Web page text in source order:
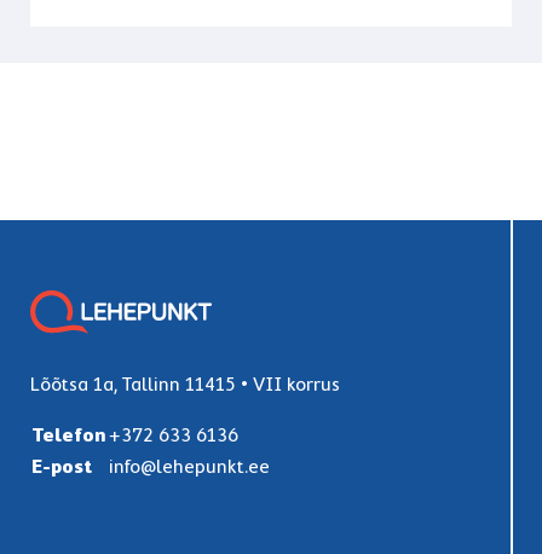
Lõõtsa 1a, Tallinn 11415 • VII korrus
Telefon+372 633 6136
E-post
info@lehepunkt.ee